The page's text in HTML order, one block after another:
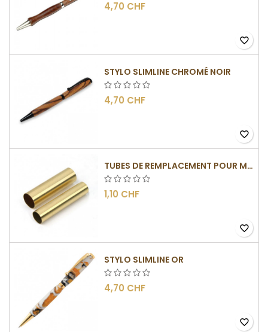
4,70 CHF
favorite_border
STYLO SLIMLINE CHROMÉ NOIR
4,70 CHF
favorite_border
TUBES DE REMPLACEMENT POUR MÉCANISMES SLIMLINE
1,10 CHF
favorite_border
STYLO SLIMLINE OR
4,70 CHF
favorite_border